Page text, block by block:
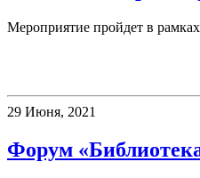
Мероприятие пройдет в
29 Июня, 2021
Форум